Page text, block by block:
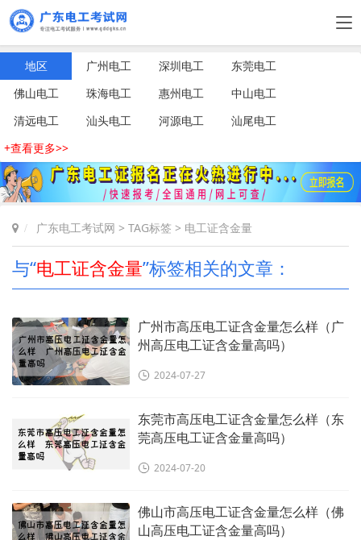
地区 广州电工 深圳电工
东莞电工
佛山电工
珠海电工 惠州电工
中山电工
清远电工
汕头电工 河源电工
汕尾电工
+查看更多>>
广东电工考试网 > TAG标签 > 电工证含金量
与“电工证含金量”标签相关的文章：
广州市高压电工证含金量怎么样（广
州高压电工证含金量高吗）
2024-07-27
东莞市高压电工证含金量怎么样（东
莞高压电工证含金量高吗）
2024-07-20
佛山市高压电工证含金量怎么样（佛
山高压电工证含金量高吗）